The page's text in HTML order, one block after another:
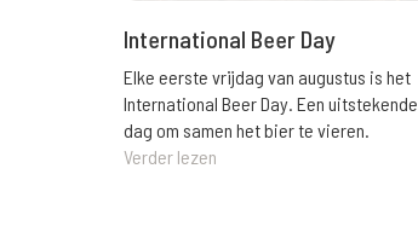
International Beer Day
Elke eerste vrijdag van augustus is het
International Beer Day. Een uitstekende
dag om samen het bier te vieren.
Verder lezen